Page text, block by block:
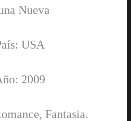
Nueva
USA
2009
Fantasia.